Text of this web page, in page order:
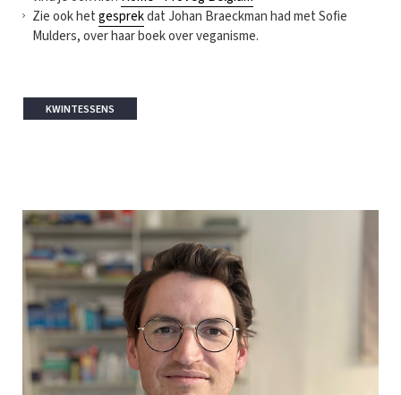
Zie ook hetgesprekdat Johan Braeckman had met Sofie
Mulders, over haar boek over veganisme.
KWINTESSENS